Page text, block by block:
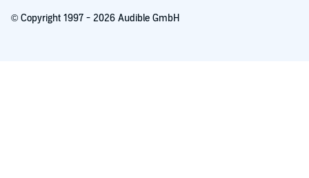
© Copyright 1997 - 2026 Audible GmbH